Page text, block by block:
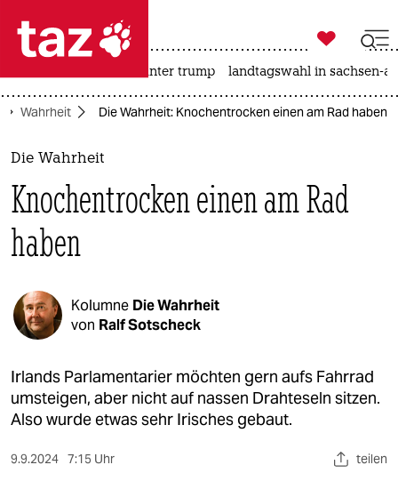
 taz zahl ich
taz zahl ich
themen
politik
öko
kultur
berlin

taz zahl ich
usa unter trump landtagswahl in sachsen-
Wahrheit Die Wahrheit: Knochentrocken einen am Rad haben
Die Wahrheit
Knochentrocken einen am Rad
haben
Kolumne Die Wahrheit
von Ralf Sotscheck
Irlands Parlamentarier möchten gern aufs Fahrrad
umsteigen, aber nicht auf nassen Drahteseln sitzen.
Also wurde etwas sehr Irisches gebaut.
9.9.2024 7:15 Uhr teilen